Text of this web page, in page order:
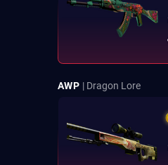
AWP | Dragon Lore